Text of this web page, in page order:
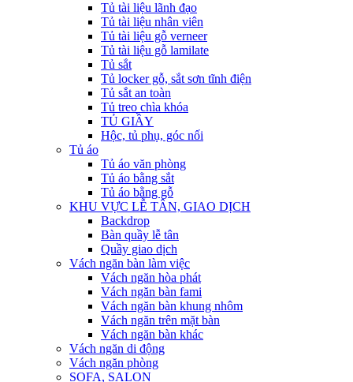
Tủ tài liệu lãnh đạo
Tủ tài liệu nhân viên
Tủ tài liệu gỗ verneer
Tủ tài liệu gỗ lamilate
Tủ sắt
Tủ locker gỗ, sắt sơn tĩnh điện
Tủ sắt an toàn
Tủ treo chìa khóa
TỦ GIẦY
Hộc, tủ phụ, góc nối
Tủ áo
Tủ áo văn phòng
Tủ áo bằng sắt
Tủ áo bằng gỗ
KHU VỰC LỄ TÂN, GIAO DỊCH
Backdrop
Bàn quầy lễ tân
Quầy giao dịch
Vách ngăn bàn làm việc
Vách ngăn hòa phát
Vách ngăn bàn fami
Vách ngăn bàn khung nhôm
Vách ngăn trên mặt bàn
Vách ngăn bàn khác
Vách ngăn di động
Vách ngăn phòng
SOFA, SALON